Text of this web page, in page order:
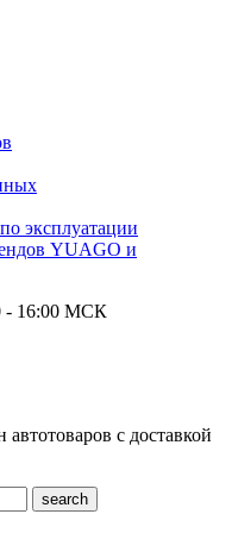
эксплуатации
YUAGO и
- 16:00 МСК
автотоваров с доставкой